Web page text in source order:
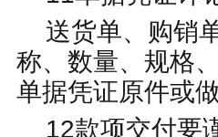
送货单、购销
称、数量、规格
单据凭证原件或
12款项交付要